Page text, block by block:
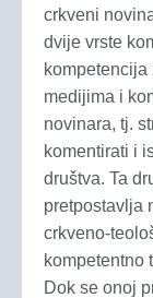
crkveni
dvije vrste
medijima i
novinara, tj.
komentirati i
društva. Ta
pretpostavlja
crkveno-
kompetentno
Dok se onoj